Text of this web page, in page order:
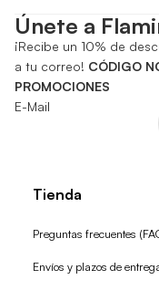
Únete a
¡Recibe un 10% de
a tu correo! CÓDIGO
PROMOCIONES
E-Mail
Tienda
Preguntas frecuentes
Envíos y plazos de